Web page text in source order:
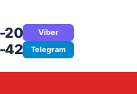
20
42
Viber
Telegram